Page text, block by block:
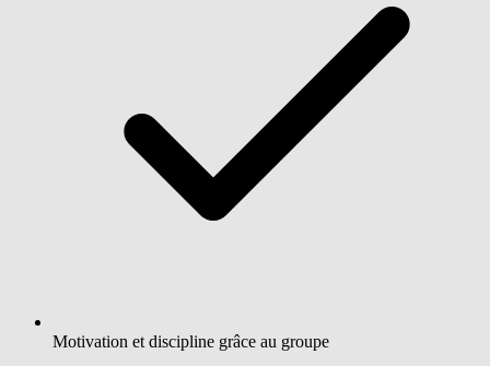
Motivation et discipline grâce au groupe